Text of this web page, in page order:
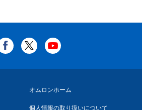
オムロンホーム
個人情報の取り扱いについて